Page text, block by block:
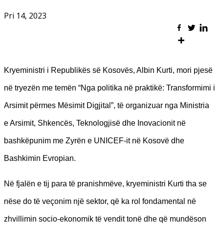
Pri 14, 2023
Kryeministri i Republikës së Kosovës, Albin Kurti, mori pjesë
në tryezën me temën “Nga politika në praktikë: Transformimi i
Arsimit përmes Mësimit Digjital”, të organizuar nga Ministria
e Arsimit, Shkencës, Teknologjisë dhe Inovacionit në
bashkëpunim me Zyrën e UNICEF-it në Kosovë dhe
Bashkimin Evropian.
Në fjalën e tij para të pranishmëve, kryeministri Kurti tha se
nëse do të veçonim një sektor, që ka rol fondamental në
zhvillimin socio-ekonomik të vendit tonë dhe që mundëson